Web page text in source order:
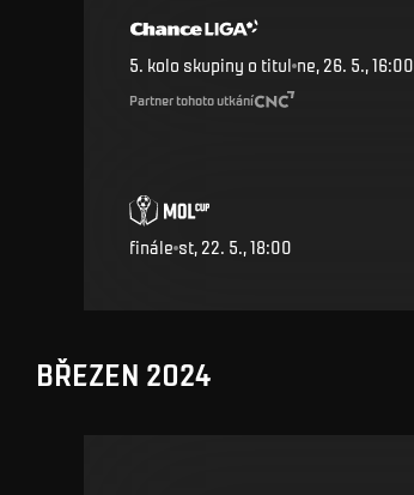
5. kolo skupiny o titul ne, 26. 5., 16:00
Partner tohoto utkání
finále st, 22. 5., 18:00
BŘEZEN 2024